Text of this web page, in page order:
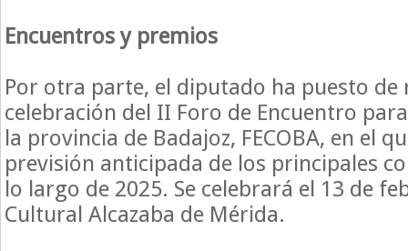
Encuentros y premios
Por otra parte, el diputado ha puesto de
celebración del II Foro de Encuentro
la provincia de Badajoz, FECOBA, en el
previsión anticipada de los principales
lo largo de 2025. Se celebrará el 13 de
Cultural Alcazaba de Mérida.